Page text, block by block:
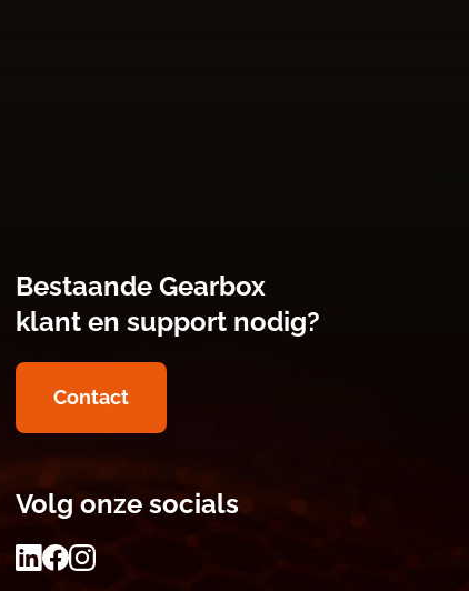
Bestaande Gearbox
klant en support nodig?
Contact
Volg onze socials